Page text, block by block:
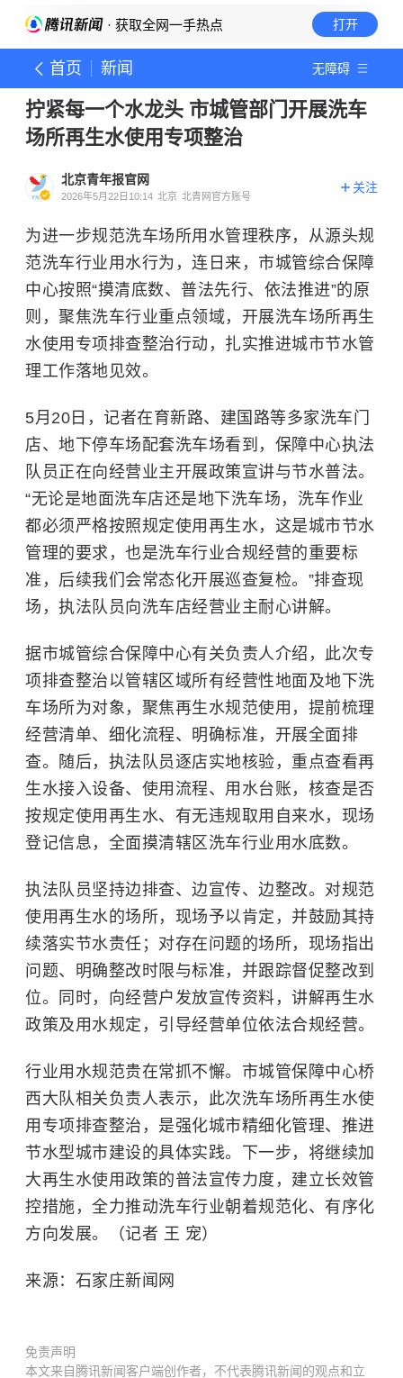
· 获取全网一手热点 打开
首页 新闻 无障碍
拧紧每一个水龙头 市城管部门开展洗车
场所再生水使用专项整治
北京青年报官网
2026年5月22日10:14 北京 北青网官方账号
关注
为进一步规范洗车场所用水管理秩序，从源头规
范洗车行业用水行为，连日来，市城管综合保障
中心按照“摸清底数、普法先行、依法推进”的原
则，聚焦洗车行业重点领域，开展洗车场所再生
水使用专项排查整治行动，扎实推进城市节水管
理工作落地见效。
5月20日，记者在育新路、建国路等多家洗车门
店、地下停车场配套洗车场看到，保障中心执法
队员正在向经营业主开展政策宣讲与节水普法。
“无论是地面洗车店还是地下洗车场，洗车作业
都必须严格按照规定使用再生水，这是城市节水
管理的要求，也是洗车行业合规经营的重要标
准，后续我们会常态化开展巡查复检。”排查现
场，执法队员向洗车店经营业主耐心讲解。
据市城管综合保障中心有关负责人介绍，此次专
项排查整治以管辖区域所有经营性地面及地下洗
车场所为对象，聚焦再生水规范使用，提前梳理
经营清单、细化流程、明确标准，开展全面排
查。随后，执法队员逐店实地核验，重点查看再
生水接入设备、使用流程、用水台账，核查是否
按规定使用再生水、有无违规取用自来水，现场
登记信息，全面摸清辖区洗车行业用水底数。
执法队员坚持边排查、边宣传、边整改。对规范
使用再生水的场所，现场予以肯定，并鼓励其持
续落实节水责任；对存在问题的场所，现场指出
问题、明确整改时限与标准，并跟踪督促整改到
位。同时，向经营户发放宣传资料，讲解再生水
政策及用水规定，引导经营单位依法合规经营。
行业用水规范贵在常抓不懈。市城管保障中心桥
西大队相关负责人表示，此次洗车场所再生水使
用专项排查整治，是强化城市精细化管理、推进
节水型城市建设的具体实践。下一步，将继续加
大再生水使用政策的普法宣传力度，建立长效管
控措施，全力推动洗车行业朝着规范化、有序化
方向发展。（记者 王 宠）
来源：石家庄新闻网
免责声明
本文来自腾讯新闻客户端创作者，不代表腾讯新闻的观点和立